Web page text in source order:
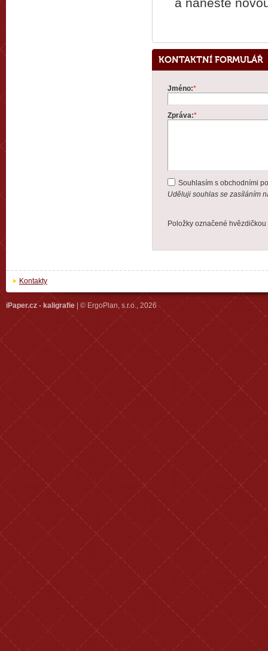
a naneste
KONTAKTNÍ FORMULÁŘ
Jméno:*
Zpráva:*
Souhlasím s obchodními
Uděluji souhlas se zasíláním
Položky označené hvězdičkou
Kontakty
iPaper.cz - kaligrafie | © ErgoPlan, s.r.o., 2026